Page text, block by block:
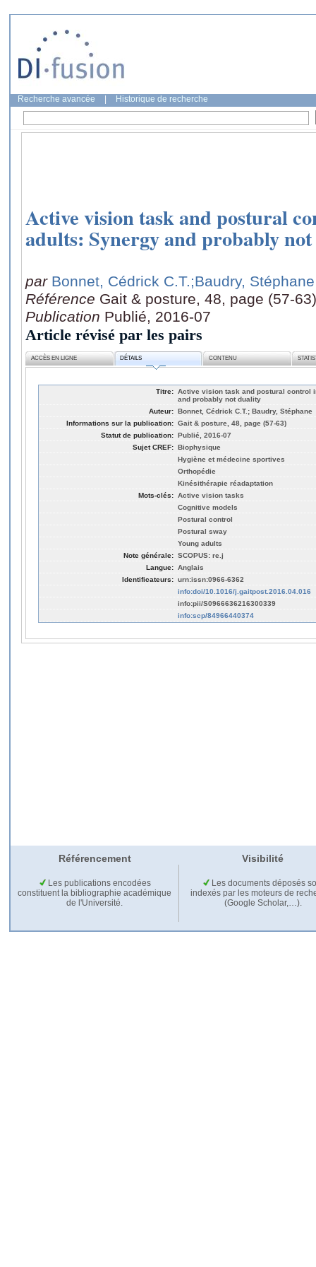
Recherche avancée Historique de recherche
Active vision task and postural
adults: Synergy and probably
par Bonnet, Cédrick C.T.;Baudry, Stéphane
Référence Gait & posture, 48, page (57-63)
Publication Publié, 2016-07
Article révisé par les pairs
ACCÈS EN LIGNE DÉTAILS CONTENU
Titre: Active vision task and postural control
and probably not duality
Auteur: Bonnet, Cédrick C.T.; Baudry, Stéphane
Informations sur la publication: Gait & posture, 48, page (57-63)
Statut de publication: Publié, 2016-07
Sujet CREF: Biophysique
Hygiène et médecine sportives
Orthopédie
Kinésithérapie réadaptation
Mots-clés: Active vision tasks
Cognitive models
Postural control
Postural sway
Young adults
Note générale: SCOPUS: re.j
Langue: Anglais
Identificateurs: urn:issn:0966-6362
info:doi/10.1016/j.gaitpost.2016.04.016
info:pii/S0966636216300339
info:scp/84966440374
Référencement Visibilité
Les publications encodées
constituent la bibliographie académique
de l'Université.
Les documents déposés
indexés par les moteurs de
(Google Scholar,…).